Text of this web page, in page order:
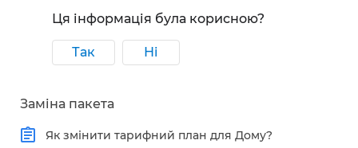
Ця інформація була корисною?
Так Ні
Заміна пакета
Як змінити тарифний план для Дому?